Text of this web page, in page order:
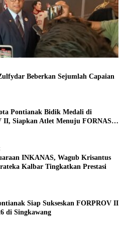
Beberkan Sejumlah Capaian
Pontianak Bidik Medali di
II, Siapkan Atlet Menuju FORNAS
INKANAS, Wagub Krisantus
Kalbar Tingkatkan Prestasi
Siap Sukseskan FORPROV II
di Singkawang